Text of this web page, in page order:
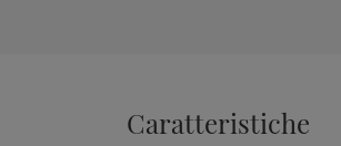
Caratteristiche